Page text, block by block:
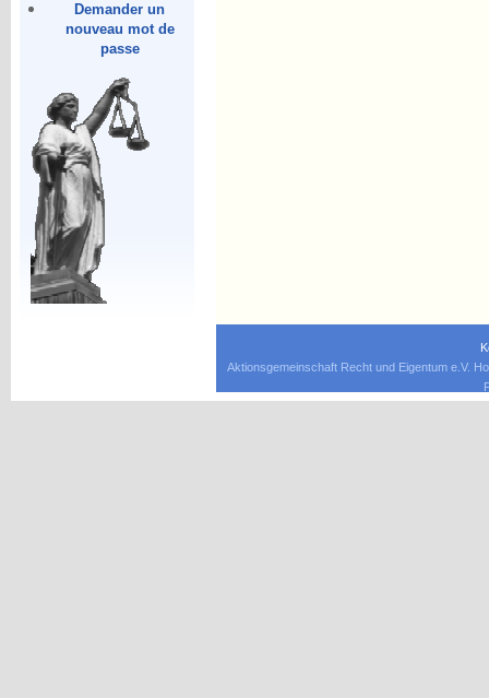
Demander un
nouveau mot de
passe
Aktionsgemeinschaft Recht und Eigentum e.V.